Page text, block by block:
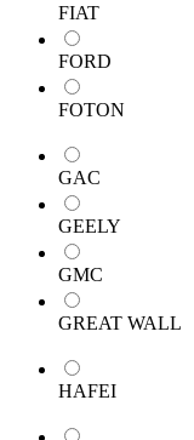
FIAT
FORD
FOTON
GAC
GEELY
GMC
GREAT WALL
HAFEI